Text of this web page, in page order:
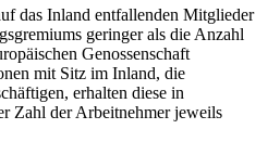
das Inland entfallenden Mitglieder
geringer als die Anzahl
Genossenschaft
mit Sitz im Inland, die
erhalten diese in
Zahl der Arbeitnehmer jeweils